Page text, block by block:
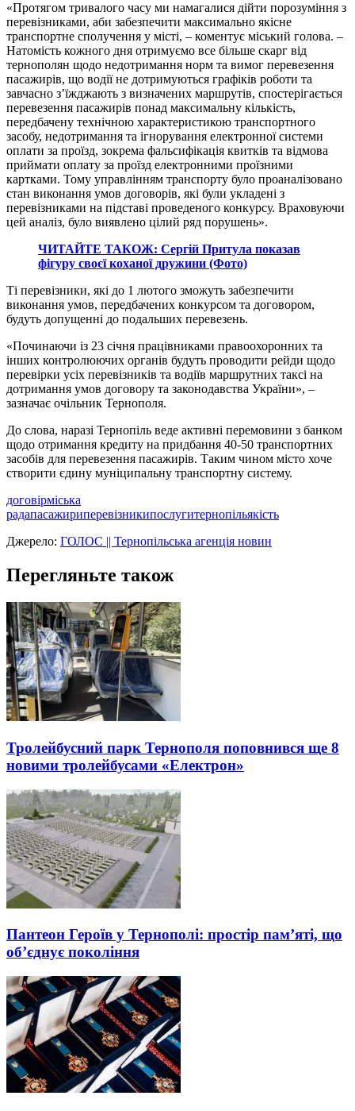
«Протягом тривалого часу ми намагалися дійти порозуміння з
перевізниками, аби забезпечити максимально якісне
транспортне сполучення у місті, – коментує міський голова. –
Натомість кожного дня отримуємо все більше скарг від
тернополян щодо недотримання норм та вимог перевезення
пасажирів, що водії не дотримуються графіків роботи та
завчасно з’їжджають з визначених маршрутів, спостерігається
перевезення пасажирів понад максимальну кількість,
передбачену технічною характеристикою транспортного
засобу, недотримання та ігнорування електронної системи
оплати за проїзд, зокрема фальсифікація квитків та відмова
приймати оплату за проїзд електронними проїзними
картками. Тому управлінням транспорту було проаналізовано
стан виконання умов договорів, які були укладені з
перевізниками на підставі проведеного конкурсу. Враховуючи
цей аналіз, було виявлено цілий ряд порушень».
ЧИТАЙТЕ ТАКОЖ: Сергій Притула показав
фігуру своєї коханої дружини (Фото)
Ті перевізники, які до 1 лютого зможуть забезпечити
виконання умов, передбачених конкурсом та договором,
будуть допущенні до подальших перевезень.
«Починаючи із 23 січня працівниками правоохоронних та
інших контролюючих органів будуть проводити рейди щодо
перевірки усіх перевізників та водіїв маршрутних таксі на
дотримання умов договору та законодавства України», –
зазначає очільник Тернополя.
До слова, наразі Тернопіль веде активні перемовини з банком
щодо отримання кредиту на придбання 40-50 транспортних
засобів для перевезення пасажирів. Таким чином місто хоче
створити єдину муніципальну транспортну систему.
договірміська
радапасажириперевізникипослугитернопільякість
Джерело: ГОЛОС || Тернопільська агенція новин
Перегляньте також
Тролейбусний парк Тернополя поповнився ще 8
новими тролейбусами «Електрон»
Пантеон Героїв у Тернополі: простір пам’яті, що
об’єднує покоління